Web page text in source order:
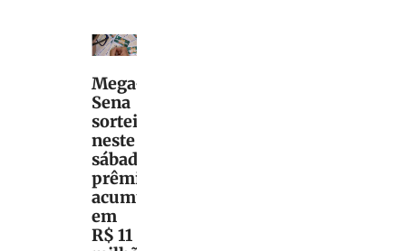
Mega-
Sena
sorteia
neste
sábado
prêmio
acumulado
em
R$ 11